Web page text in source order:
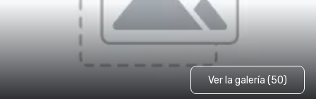
Ver la galería (50)